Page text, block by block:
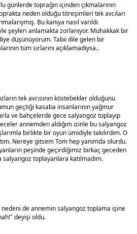
günlerde toprağın içinden çıkmalarının
neden olduğu titreşimleri tek avcıları
Bu kanıya nasıl varıldı
şeyleri anlamakta zorlanıyor. Muhakkak bir
düşünüyorum. Tabii dile gelen bir
tüm sırlarını açıklamadıysa..
geçtiği kasaba insanlarının yağmur
ve bahçelerde gece salyangoz toplayıp
annemden aldığım izinle bu salyangoz
birlikte bir oyun ümidiyle takılırdım. O
Nereye gitsem Tom hep yanımda olurdu.
peşinde geçirdiğimiz birkaç geceden
salyangoz toplayanlara katılmadım.
deyişi oldu.